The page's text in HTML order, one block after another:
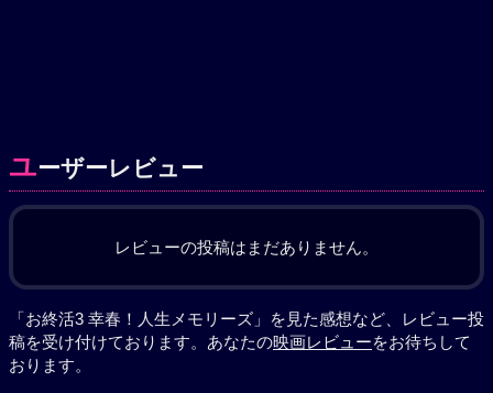
ユーザーレビュー
レビューの投稿はまだありません。
「お終活3 幸春！人生メモリーズ」を見た感想など、レビュー投
稿を受け付けております。あなたの映画レビューをお待ちして
おります。